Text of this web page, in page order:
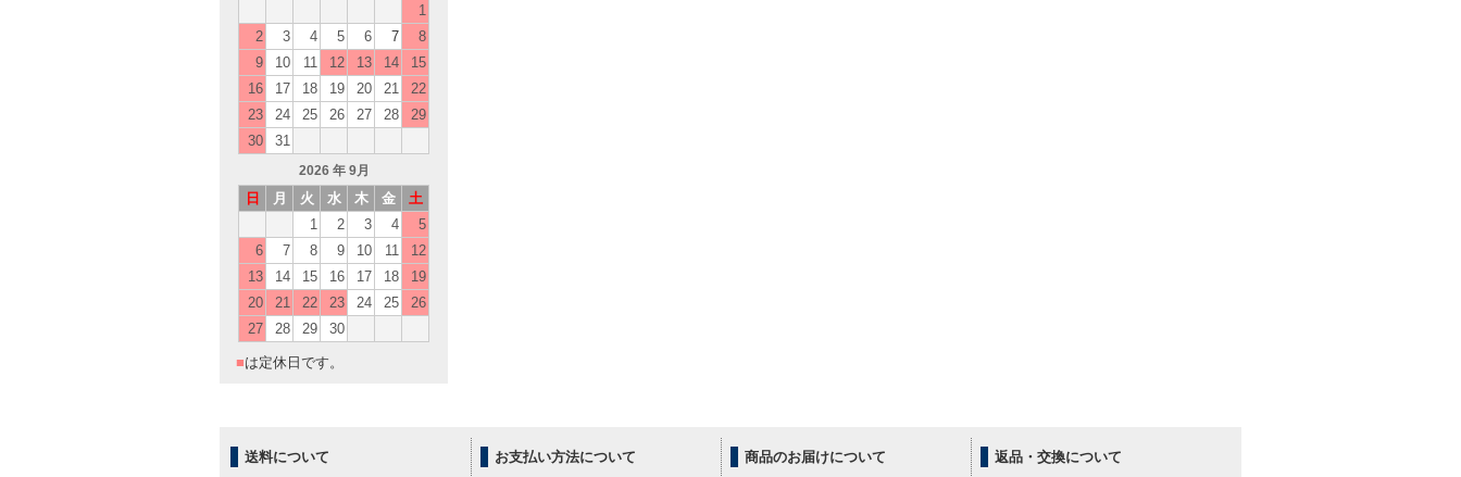
1
2
3 4 5 6 7
8
9
10 11 12 13 14
15
16
17 18 19 20 21
22
23
24 25 26 27 28
29
30
31
2026 年 9月
日 月 火 水 木 金
土
1
2 3 4
5
6
7 8 9 10 11
12
13
14 15 16 17 18
19
20
21 22 23 24 25
26
27
28 29 30
■は定休日です。
送料について お支払い方法について 商品のお届けについて 返品・交換について